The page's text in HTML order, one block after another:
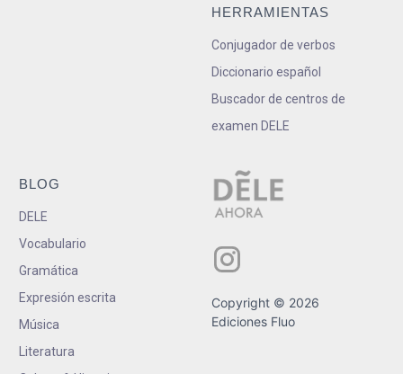
HERRAMIENTAS
Conjugador de verbos
Diccionario español
Buscador de centros de
examen DELE
BLOG
DELE
Vocabulario
Gramática
Expresión escrita
Música
Literatura
Copyright © 2026
Ediciones Fluo